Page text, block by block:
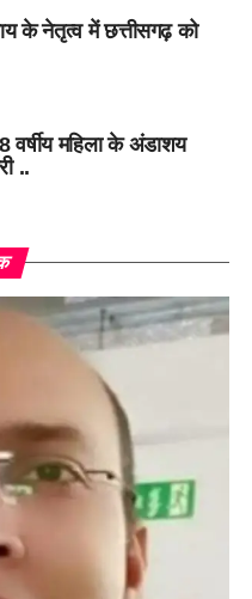
के नेतृत्व में छत्तीसगढ़ को
वर्षीय महिला के अंडाशय
..